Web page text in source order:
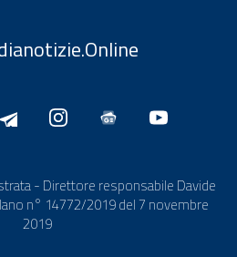
- Direttore responsabile Davide
n° 14772/2019 del 7 novembre
2019